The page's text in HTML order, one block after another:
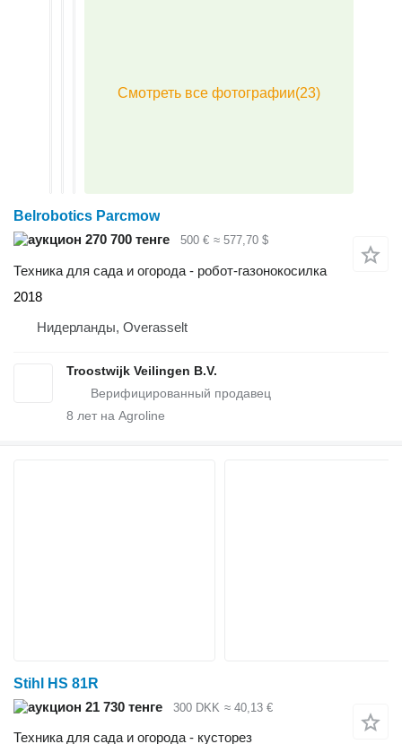
Belrobotics Parcmow
270 700 тенге
500 € ≈ 577,70 $
Техника для сада и огорода - робот-газонокосилка
2018
Нидерланды, Overasselt
Troostwijk Veilingen B.V.
8 лет на Agroline
Stihl HS 81R
21 730 тенге
300 DKK ≈ 40,13 €
Техника для сада и огорода - кусторез